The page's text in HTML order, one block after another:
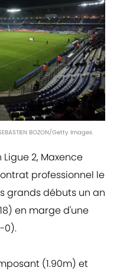
BOZON/Getty Images
2, Maxence
professionnel le
grands débuts un an
en marge d'une
0).
(1.90m) et